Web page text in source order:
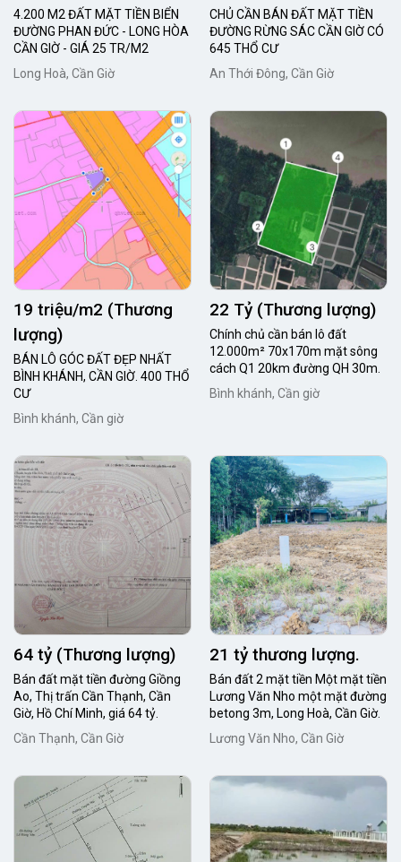
4.200 M2 ĐẤT MẶT TIỀN BIỂN
ĐƯỜNG PHAN ĐỨC - LONG HÒA
CẦN GIỜ - GIÁ 25 TR/M2
Long Hoà, Cần Giờ
CHỦ CẦN BÁN ĐẤT MẶT TIỀN
ĐƯỜNG RỪNG SÁC CẦN GIỜ CÓ
645 THỔ CƯ
An Thới Đông, Cần Giờ
19 triệu/m2 (Thương
lượng)
BÁN LÔ GÓC ĐẤT ĐẸP NHẤT
BÌNH KHÁNH, CẦN GIỜ. 400 THỔ
CƯ
Bình khánh, Cần giờ
22 Tỷ (Thương lượng)
Chính chủ cần bán lô đất
12.000m² 70x170m mặt sông
cách Q1 20km đường QH 30m.
Bình khánh, Cần giờ
64 tỷ (Thương lượng)
Bán đất mặt tiền đường Giồng
Ao, Thị trấn Cần Thạnh, Cần
Giờ, Hồ Chí Minh, giá 64 tỷ.
Cần Thạnh, Cần Giờ
21 tỷ thương lượng.
Bán đất 2 mặt tiền Một mặt tiền
Lương Văn Nho một mặt đường
betong 3m, Long Hoà, Cần Giờ.
Lương Văn Nho, Cần Giờ